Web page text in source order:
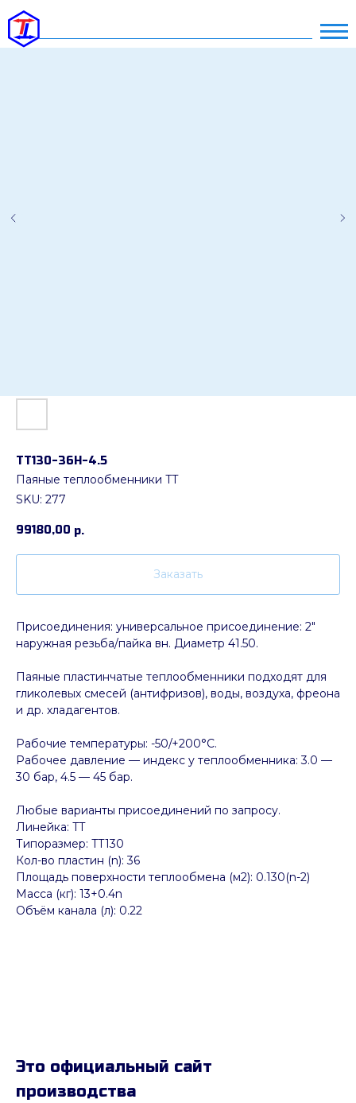
ТТ130-36Н-4.5
Паяные теплообменники TT
SKU: 277
99180,00 р.
Заказать
Присоединения: универсальное присоединение: 2"
наружная резьба/пайка вн. Диаметр 41.50.
Паяные пластинчатые теплообменники подходят для
гликолевых смесей (антифризов), воды, воздуха, фреона
и др. хладагентов.
Рабочие температуры: -50/+200°C.
Рабочее давление — индекс у теплообменника: 3.0 —
30 бар, 4.5 — 45 бар.
Любые варианты присоединений по запросу.
Линейка: TT
Типоразмер: TT130
Кол-во пластин (n): 36
Площадь поверхности теплообмена (м2): 0.130(n-2)
Масса (кг): 13+0.4n
Объём канала (л): 0.22
Это официальный сайт
производства